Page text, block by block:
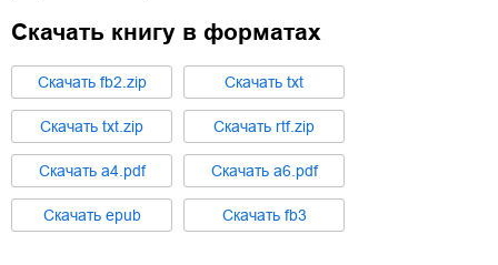
Скачать книгу в форматах
Cкачать fb2.zip Cкачать txt
Cкачать txt.zip Cкачать rtf.zip
Cкачать a4.pdf Cкачать a6.pdf
Cкачать epub Cкачать fb3